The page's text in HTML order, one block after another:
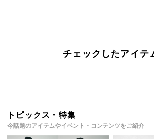
チェックしたアイテ
トピックス・特集
今話題のアイテムやイベント・コンテンツをご紹介